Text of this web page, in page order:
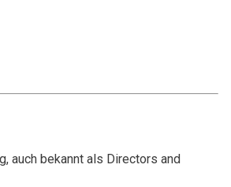
auch bekannt als Directors and